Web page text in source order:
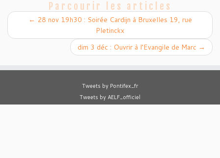
Parcourir les articles
← 28 nov 19h30 : Soirée Cardijn à Bruxelles 19, rue
Pletinckx
dim 3 déc : Ouvrir à l’Evangile de Marc →
Tweets by Pontifex_fr
Tweets by AELF_officiel